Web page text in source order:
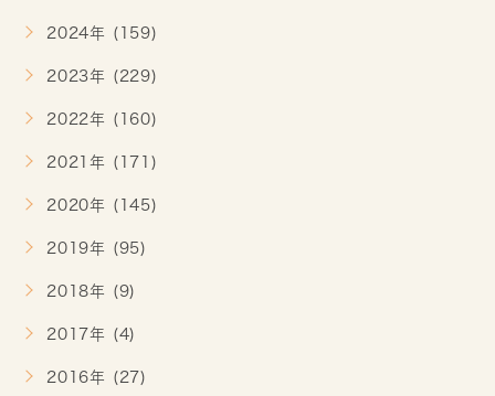
2024年 (159)
2023年 (229)
2022年 (160)
2021年 (171)
2020年 (145)
2019年 (95)
2018年 (9)
2017年 (4)
2016年 (27)